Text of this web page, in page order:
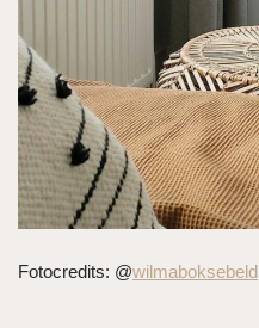
Fotocredits: @wilmaboksebeld